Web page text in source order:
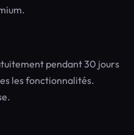
pendant 30 jours
les fonctionnalités.